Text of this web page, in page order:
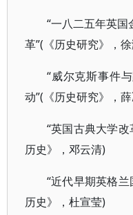
“一八二五年英
革”(《历史研究》，
“威尔克斯事件
动”(《历史研究》，
“英国古典大学
历史》，邓云清)
“近代早期英格
历史》，杜宣莹)